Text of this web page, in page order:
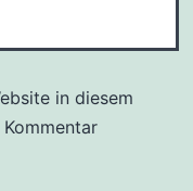
in diesem